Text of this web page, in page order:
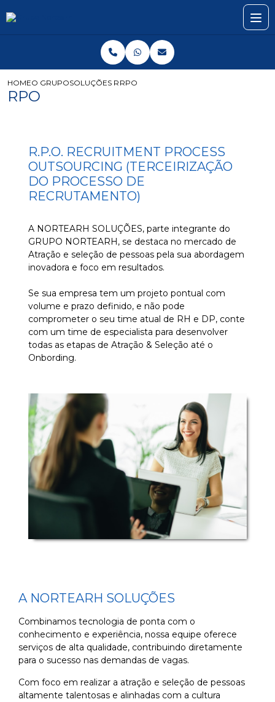
HOMEO GRUPOSOLUÇÕES RHRPO
RPO
R.P.O. RECRUITMENT PROCESS
OUTSOURCING (TERCEIRIZAÇÃO
DO PROCESSO DE
RECRUTAMENTO)
A NORTEARH SOLUÇÕES, parte integrante do
GRUPO NORTEARH, se destaca no mercado de
Atração e seleção de pessoas pela sua abordagem
inovadora e foco em resultados.
Se sua empresa tem um projeto pontual com
volume e prazo definido, e não pode
comprometer o seu time atual de RH e DP, conte
com um time de especialista para desenvolver
todas as etapas de Atração & Seleção até o
Onbording.
A NORTEARH SOLUÇÕES
Combinamos tecnologia de ponta com o
conhecimento e experiência, nossa equipe oferece
serviços de alta qualidade, contribuindo diretamente
para o sucesso nas demandas de vagas.
Com foco em realizar a atração e seleção de pessoas
altamente talentosas e alinhadas com a cultura